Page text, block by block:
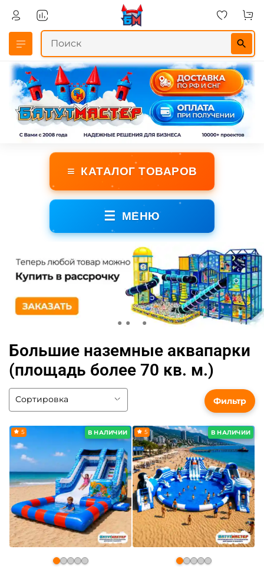
≡ КАТАЛОГ ТОВАРОВ
☰ МЕНЮ
Большие наземные аквапарки
(площадь более 70 кв. м.)
В НАЛИЧИИ
5 В НАЛИЧИИ
5
Фильтр